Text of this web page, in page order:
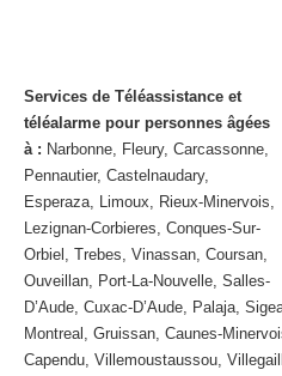
Services de Téléassistance et
téléalarme pour personnes âgées
à : Narbonne, Fleury, Carcassonne,
Pennautier, Castelnaudary,
Esperaza, Limoux, Rieux-Minervois,
Lezignan-Corbieres, Conques-Sur-
Orbiel, Trebes, Vinassan, Coursan,
Ouveillan, Port-La-Nouvelle, Salles-
D’Aude, Cuxac-D’Aude, Palaja,
Montreal, Gruissan, Caunes-
Capendu, Villemoustaussou,